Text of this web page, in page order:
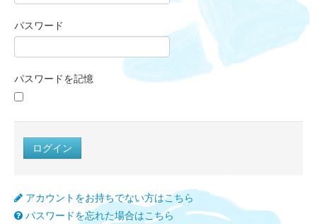
パスワード
パスワードを記憶
アカウントをお持ちでない方はこちら
パスワードを忘れた場合はこちら